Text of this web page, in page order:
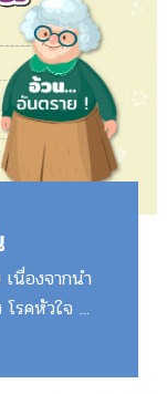
นื่องจากนำ
รคหัวใจ ...